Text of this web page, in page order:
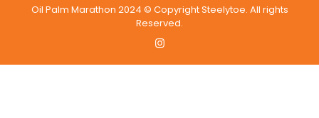
Oil Palm Marathon 2024 © Copyright Steelytoe. All rights
Reserved.